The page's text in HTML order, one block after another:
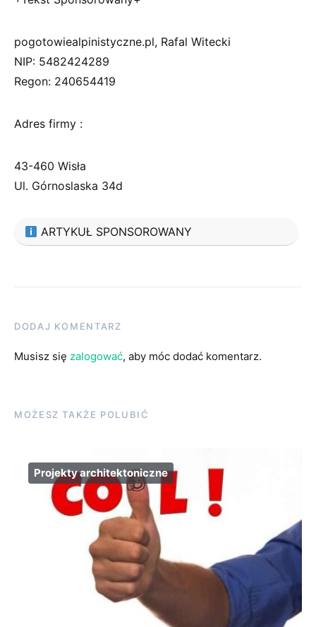
pogotowiealpinistyczne.pl, Rafal Witecki
NIP: 5482424289
Regon: 240654419
Adres firmy :
43-460 Wisła
Ul. Górnoslaska 34d
ARTYKUŁ SPONSOROWANY
DODAJ KOMENTARZ
Musisz się zalogować, aby móc dodać komentarz.
MOŻESZ TAKŻE POLUBIĆ
Projekty architektoniczne